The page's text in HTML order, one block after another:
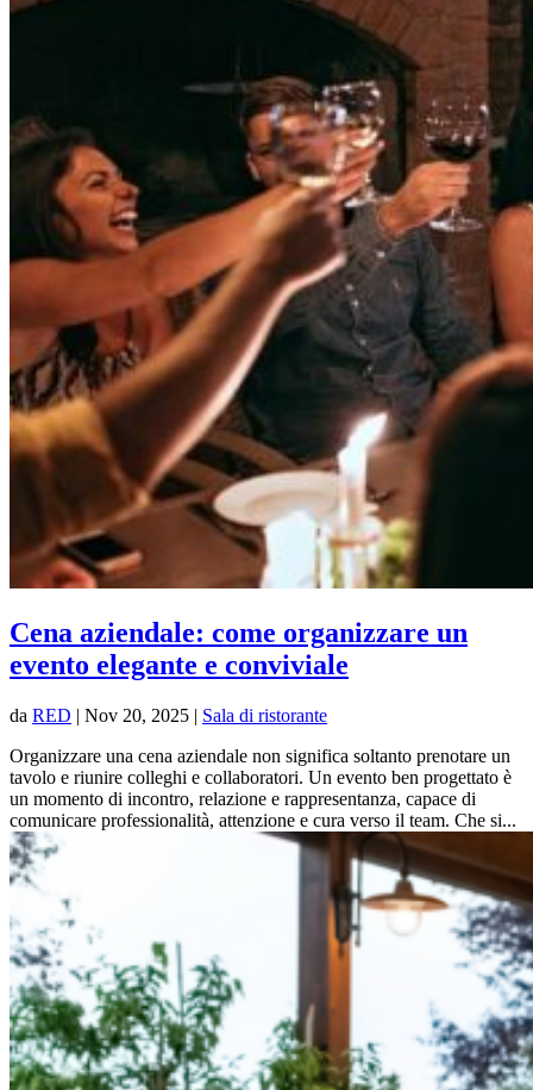
Cena aziendale: come organizzare un
evento elegante e conviviale
da RED | Nov 20, 2025 | Sala di ristorante
Organizzare una cena aziendale non significa soltanto prenotare un
tavolo e riunire colleghi e collaboratori. Un evento ben progettato è
un momento di incontro, relazione e rappresentanza, capace di
comunicare professionalità, attenzione e cura verso il team. Che si...